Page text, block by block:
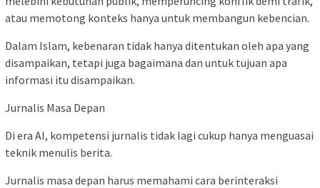
atau memotong konteks hanya untuk membangun kebencian.
Dalam Islam, kebenaran tidak hanya ditentukan oleh apa yang
disampaikan, tetapi juga bagaimana dan untuk tujuan apa
informasi itu disampaikan.
Jurnalis Masa Depan
Di era AI, kompetensi jurnalis tidak lagi cukup hanya menguasai
teknik menulis berita.
Jurnalis masa depan harus memahami cara berinteraksi